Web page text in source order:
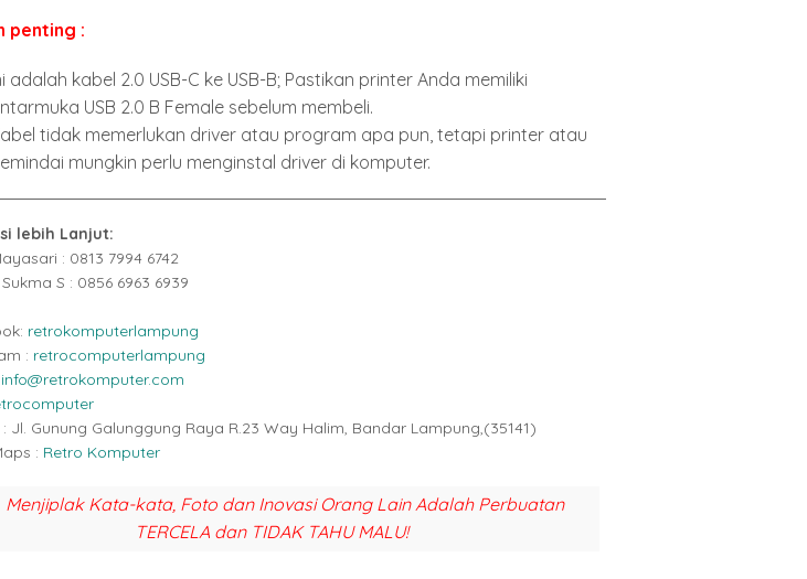
penting :
adalah kabel 2.0 USB-C ke USB-B; Pastikan printer Anda memiliki
USB 2.0 B Female sebelum membeli.
tidak memerlukan driver atau program apa pun, tetapi printer atau
mungkin perlu menginstal driver di komputer.
lebih Lanjut:
: 0813 7994 6742
S : 0856 6963 6939
retrokomputerlampung
: retrocomputerlampung
info@retrokomputer.com
Jl. Gunung Galunggung Raya R.23 Way Halim, Bandar Lampung,(35141)
: Retro Komputer
Menjiplak Kata-kata, Foto dan Inovasi Orang Lain Adalah Perbuatan
TERCELA dan TIDAK TAHU MALU!